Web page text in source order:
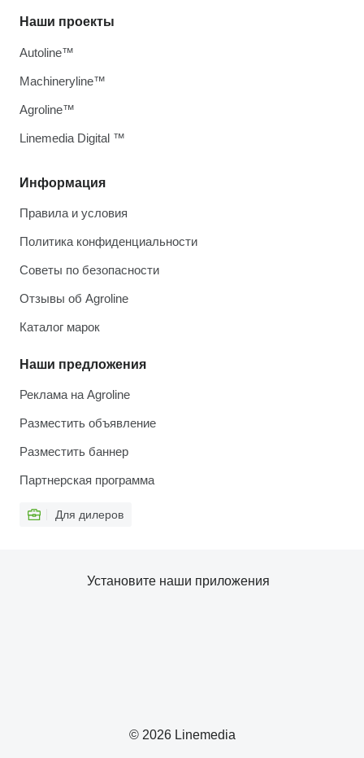
Информация
Правила и условия
Политика конфиденциальности
Советы по безопасности
Отзывы об Agroline
Каталог марок
Наши предложения
Реклама на Agroline
Разместить объявление
Разместить баннер
Партнерская программа
Для дилеров
Наши проекты
Autoline™
Machineryline™
Agroline™
Linemedia Digital ™
© 2026 Linemedia
Установите наши приложения